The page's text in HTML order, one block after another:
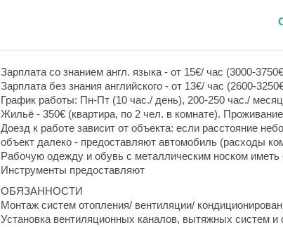
Зарплата со знанием англ. языка - от 15€/ час (3000-
Зарплата без знания английского - от 13€/ час (2600-
График работы: Пн-Пт (10 час./ день), 200-250 час./ месяц
Жильё - 350€ (квартира, по 2 чел. в комнате).
Доезд к работе зависит от объекта: если расстояние
объект далеко - предоставляют автомобиль (расходы
Рабочую одежду и обувь с металлическим носком иметь
Инструменты предоставляют
ОБЯЗАННОСТИ
Монтаж систем отопления/ вентиляции/
Установка вентиляционных каналов, вытяжных систем